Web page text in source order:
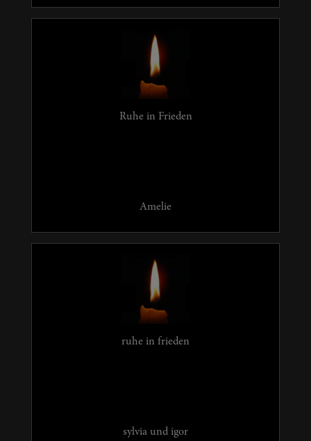
Ruhe in Frieden
Amelie
ruhe in frieden
sylvia und igor